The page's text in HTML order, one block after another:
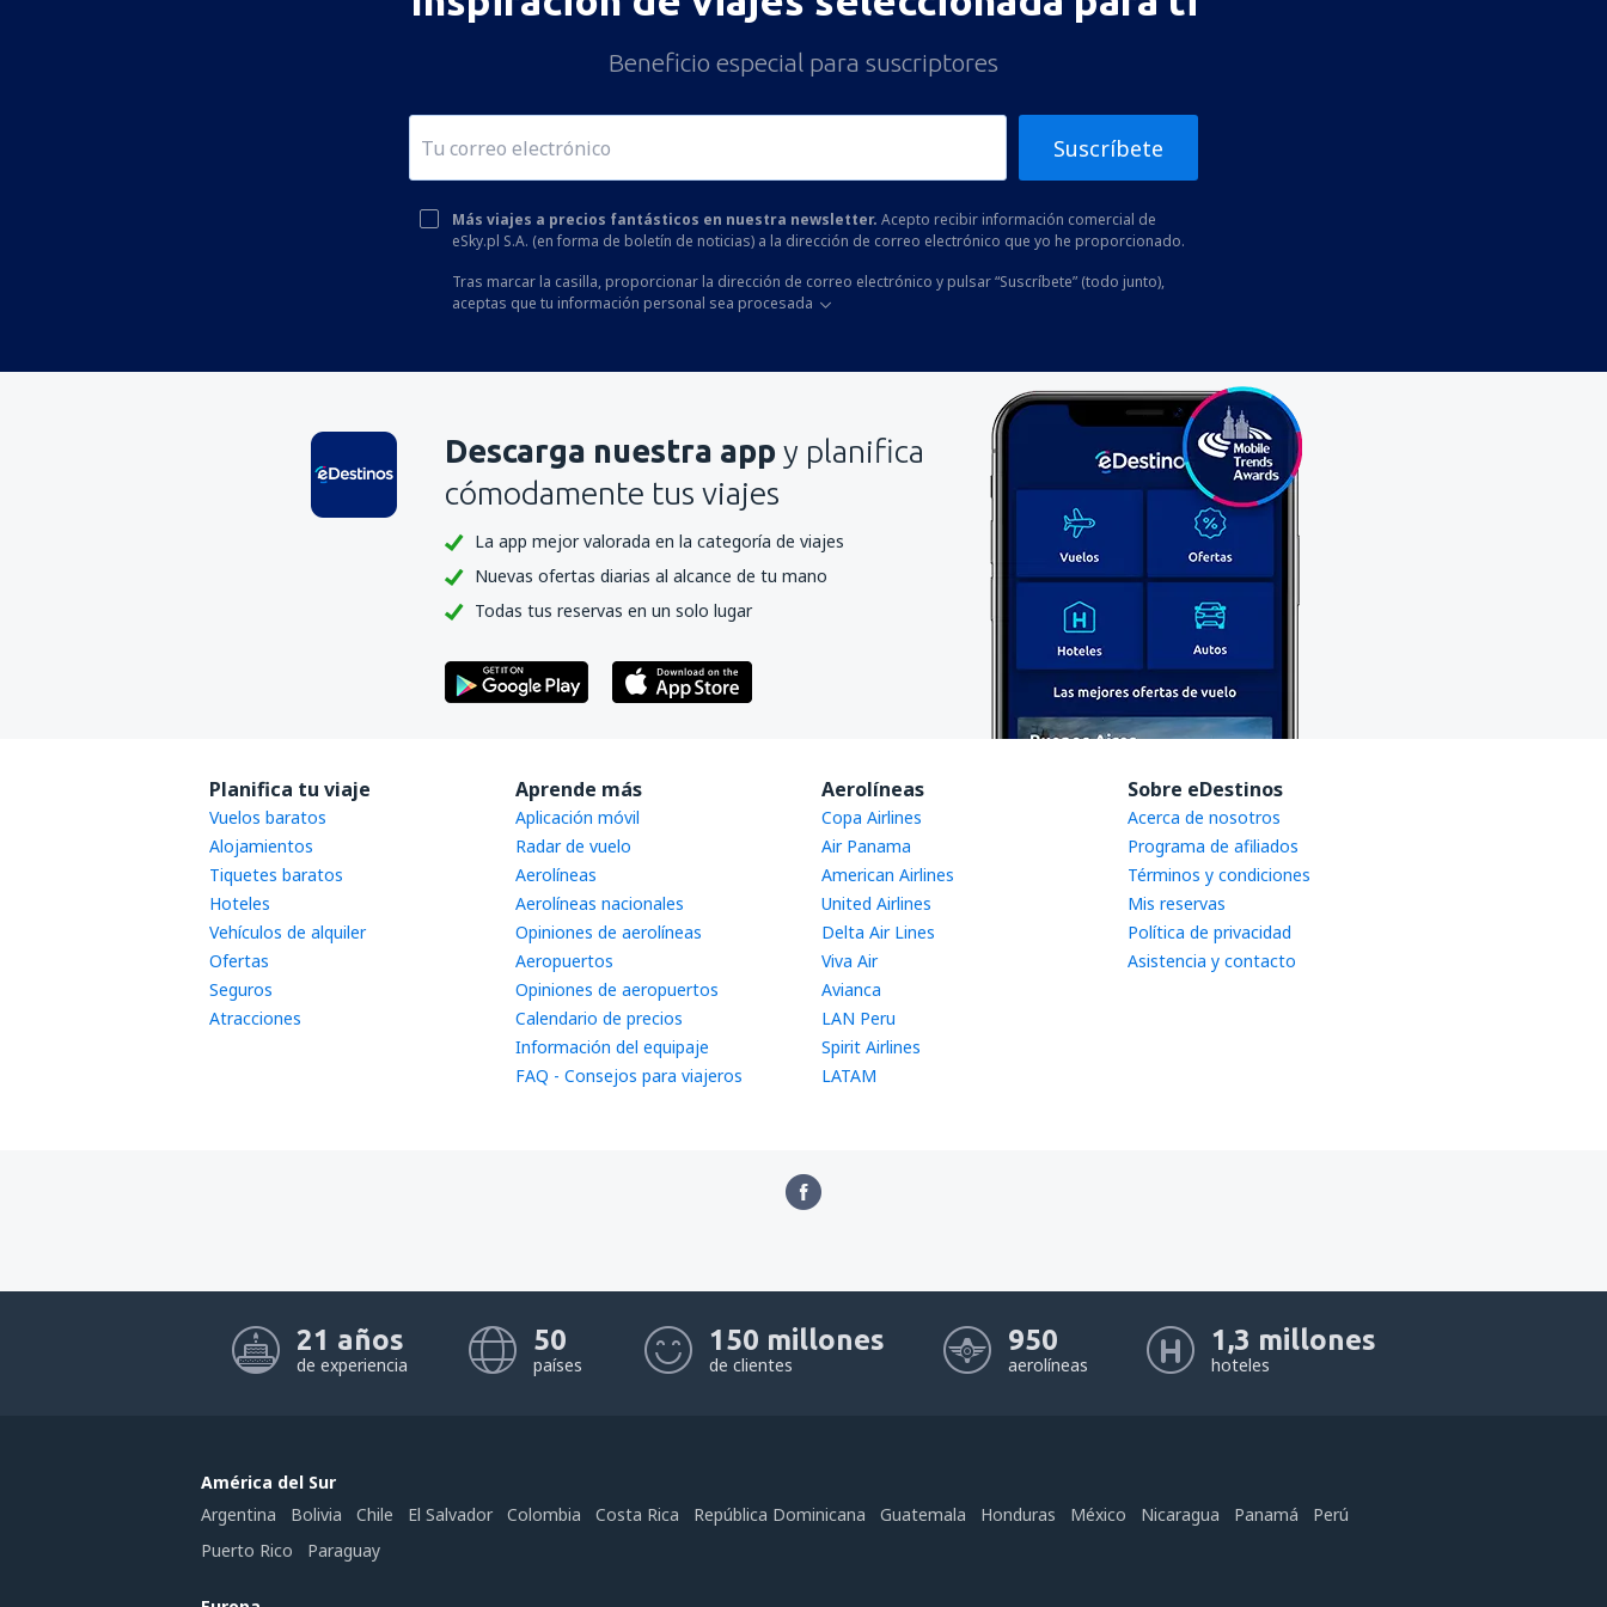
Es demasiado largo
Enviar
Beneficio especial para suscriptores
Suscríbete
Más viajes a precios fantásticos en nuestra newsletter. Acepto recibir información comercial de
eSky.pl S.A. (en forma de boletín de noticias) a la dirección de correo electrónico que yo he proporcionado.
Tras marcar la casilla, proporcionar la dirección de correo electrónico y pulsar “Suscríbete” (todo junto),
aceptas que tu información personal sea procesada
Descarga nuestra app y planifica
cómodamente tus viajes
La app mejor valorada en la categoría de viajes
Nuevas ofertas diarias al alcance de tu mano
Todas tus reservas en un solo lugar
Planifica tu viaje
Vuelos baratos
Alojamientos
Tiquetes baratos
Hoteles
Vehículos de alquiler
Ofertas
Seguros
Atracciones
Aprende más
Aplicación móvil
Radar de vuelo
Aerolíneas
Aerolíneas nacionales
Opiniones de aerolíneas
Aeropuertos
Opiniones de aeropuertos
Calendario de precios
Información del equipaje
FAQ - Consejos para viajeros
Aerolíneas
Copa Airlines
Air Panama
American Airlines
United Airlines
Delta Air Lines
Viva Air
Avianca
LAN Peru
Spirit Airlines
LATAM
Sobre eDestinos
Acerca de nosotros
Programa de afiliados
Términos y condiciones
Mis reservas
Política de privacidad
Asistencia y contacto
21 años
de experiencia
50
países
150 millones
de clientes
950
aerolíneas
1,3 millones
hoteles
América del Sur
Argentina
Bolivia Chile El Salvador Colombia Costa Rica República Dominicana Guatemala Honduras México Nicaragua Panamá
Perú
Puerto Rico
Paraguay